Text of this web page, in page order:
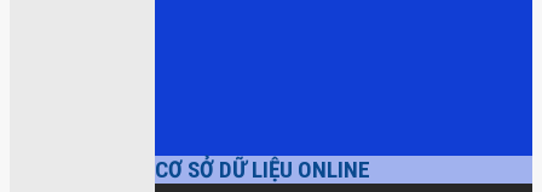
CƠ SỞ DỮ LIỆU ONLINE